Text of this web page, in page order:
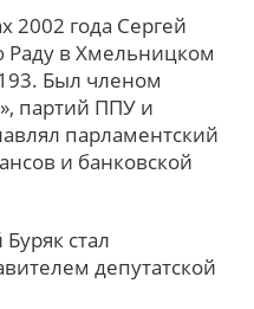
2002 года Сергей
Раду в Хмельницком
Был членом
партий ППУ и
парламентский
и банковской
стал
депутатской